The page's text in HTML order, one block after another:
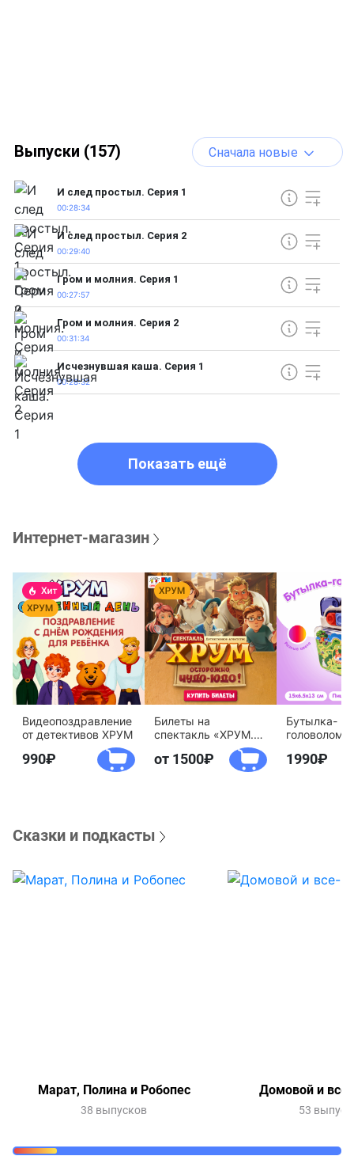
Выпуски (157) Сначала новые
И след простыл. Серия 1
00:28:34
И след простыл. Серия 2
00:29:40
Гром и молния. Серия 1
00:27:57
Гром и молния. Серия 2
00:31:34
Исчезнувшая каша. Серия 1
00:28:32
Показать ещё
Интернет-магазин
Видеопоздравление
от детективов ХРУМ
990
Билеты на
спектакль «ХРУМ.
Осторожно, Чудо-
Юдо!»
от 1500
Бутылка-
агентство
1990
Сказки и подкасты
Марат, Полина и Робопес
38 выпусков
Домовой и все-
53